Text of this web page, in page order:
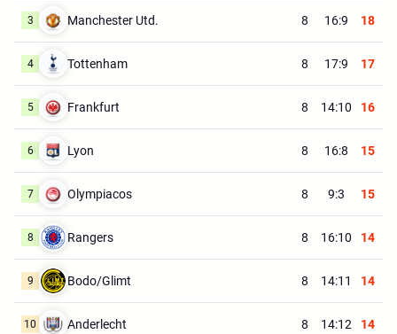
3 Manchester Utd. 8 16:9 18
4 Tottenham 8 17:9 17
5 Frankfurt 8 14:10 16
6 Lyon 8 16:8 15
7 Olympiacos 8 9:3 15
8 Rangers 8 16:10 14
9 Bodo/Glimt 8 14:11 14
10 Anderlecht 8 14:12 14